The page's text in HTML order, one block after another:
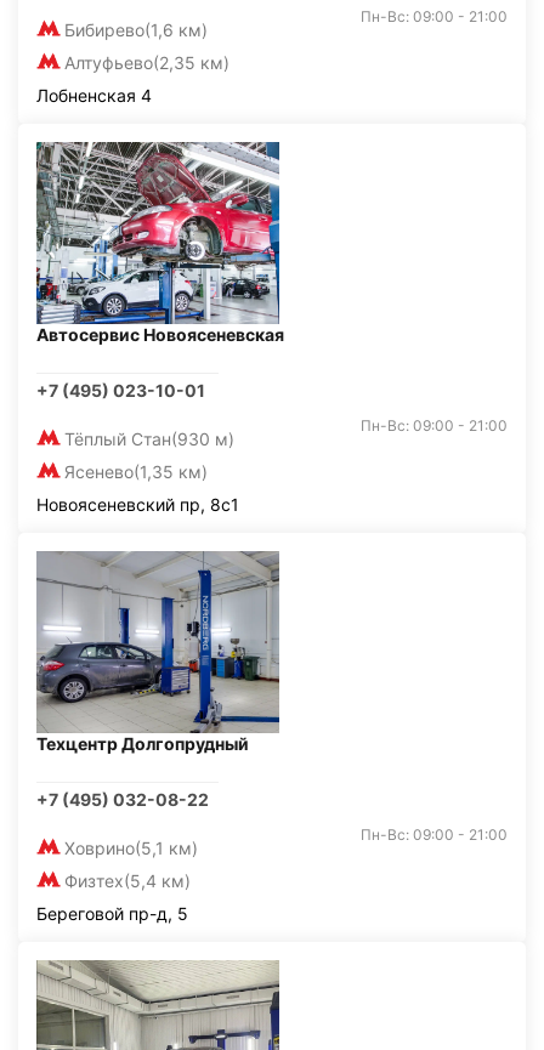
Бибирево(1,6 км)
Алтуфьево(2,35 км)
Пн-Вс: 09:00 - 21:00
Лобненская 4
Автосервис Новоясеневская
+7 (495) 023-10-01
Тёплый Стан(930 м)
Ясенево(1,35 км)
Пн-Вс: 09:00 - 21:00
Новоясеневский пр, 8с1
Техцентр Долгопрудный
+7 (495) 032-08-22
Ховрино(5,1 км)
Физтех(5,4 км)
Пн-Вс: 09:00 - 21:00
Береговой пр-д, 5